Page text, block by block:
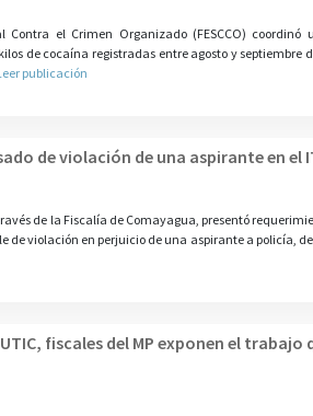
Contra el Crimen Organizado (FESCCO)
de cocaína registradas entre agosto y septiembre
publicación
de violación de una aspirante en el
de la Fiscalía de Comayagua, presentó
de violación en perjuicio de una aspirante a policía,
fiscales del MP exponen el